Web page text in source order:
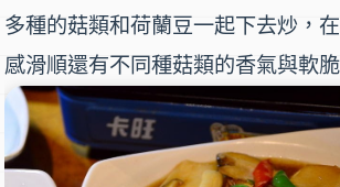
多種的菇類和荷蘭豆一起下去炒，
感滑順還有不同種菇類的香氣與軟